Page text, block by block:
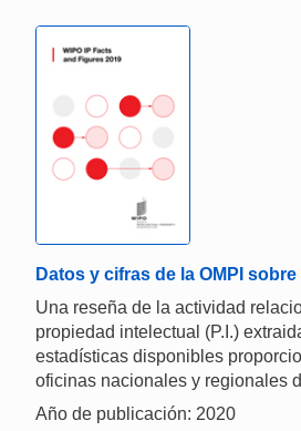
Datos y cifras de la OMPI sobre
Una reseña de la actividad
propiedad intelectual (P.I.)
estadísticas disponibles
oficinas nacionales y regionales
Año de publicación: 2020